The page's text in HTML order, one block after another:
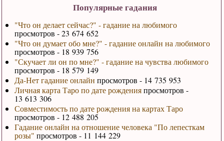
Популярные гадания
"Что он делает сейчас?" - гадание на любимого
просмотров - 23 674 652
"Что он думает обо мне?" - гадание онлайн на любимого
просмотров - 18 939 756
"Скучает ли он по мне?" - гадание на чувства любимого
просмотров - 18 579 149
Да-Нет гадание онлайн просмотров - 14 735 953
Личная карта Таро по дате рожденияпросмотров -
13 613 306
Совместимость по дате рождения на картах Таро
просмотров - 12 488 205
Гадание онлайн на отношение человека "По лепесткам
розы" просмотров - 11 144 229